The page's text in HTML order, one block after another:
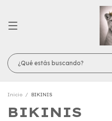
Inicio / BIKINIS
BIKINIS